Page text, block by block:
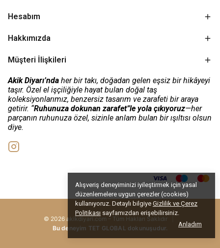
Alışveriş deneyiminizi iyileştirmek için yasal
düzenlemelere uygun çerezler (cookies)
kullanıyoruz. Detaylı bilgiye Gizlilik ve Çerez
Politikası sayfamızdan erişebilirsiniz.
Anladım
Hesabım
Hakkımızda
Müşteri İlişkileri
Akik Diyarı’nda her bir takı, doğadan gelen eşsiz bir hikâyeyi
taşır. Özel el işçiliğiyle hayat bulan doğal taş
koleksiyonlarımız, benzersiz tasarım ve zarafeti bir araya
getirir. “Ruhunuza dokunan zarafet”le yola çıkıyoruz—her
parçanın ruhunuza özel, sizinle anlam bulan bir ışıltısı olsun
diye.
© 2026 akikdiyari.com – Tüm Hakları Saklıdır
Bu deneyim TET GLOBAL dokunuşudur.